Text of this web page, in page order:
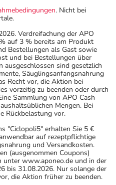
. Nicht bei
Verdreifachung der APO
auf 3 % bereits am Produkt
Bestellungen als Gast sowie
und bei Bestellungen über
ausgeschlossen sind gesetzlich
Säuglingsanfangsnahrung
Recht vor, die Aktion bei
vorzeitig zu beenden oder durch
Sammlung von APO Cash
Mengen. Bei
Rückbelastung vor.
"Ciclopoli5" erhalten Sie 5 €
auf rezeptpflichtige
und Versandkosten.
(ausgenommen Coupons)
unter www.aponeo.de und in der
bis 31.08.2026. Nur solange der
die Aktion früher zu beenden.